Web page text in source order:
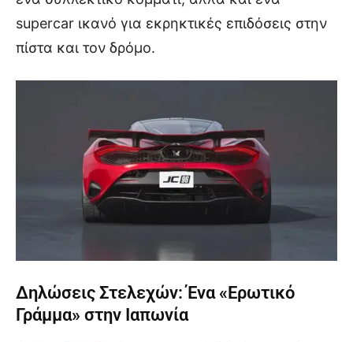
supercar ικανό για εκρηκτικές επιδόσεις στην
πίστα και τον δρόμο.
Δηλώσεις Στελεχών: Ένα «Ερωτικό
Γράμμα» στην Ιαπωνία